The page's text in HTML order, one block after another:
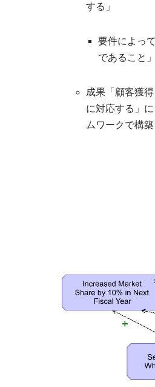
する」
要件によっ
であること
成果「顧客獲
に対応する」
ムワークで構